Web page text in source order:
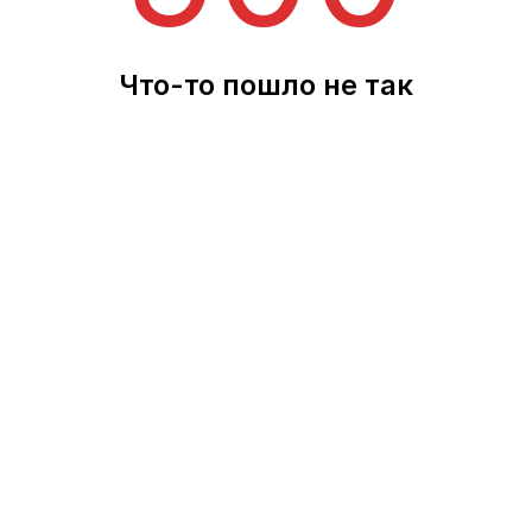
Что-то пошло не так